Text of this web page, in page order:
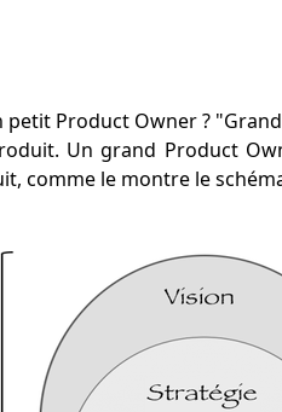
Product Owner ?
Un grand Product
comme le montre le